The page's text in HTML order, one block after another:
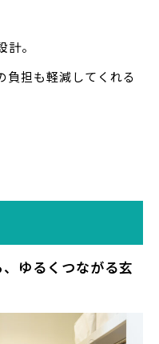
。
負担も軽減してくれる
ゆるくつながる玄